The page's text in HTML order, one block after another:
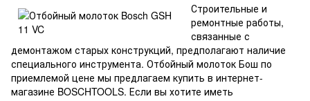
Строительные и
ремонтные работы,
связанные с
демонтажом старых конструкций, предполагают наличие
специального инструмента. Отбойный молоток Бош по
приемлемой цене мы предлагаем купить в интернет-
магазине BOSCHTOOLS. Если вы хотите иметь